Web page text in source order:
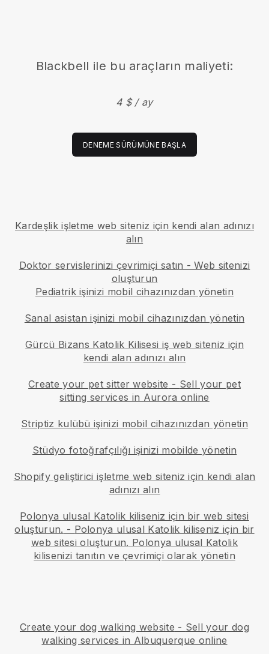
Blackbell ile bu araçların maliyeti:
4 $ / ay
DENEME SÜRÜMÜNE BAŞLA
Kardeşlik işletme web siteniz için kendi alan adınızı
alın
Doktor servislerinizi çevrimiçi satın - Web sitenizi
oluşturun
Pediatrik işinizi mobil cihazınızdan yönetin
Sanal asistan işinizi mobil cihazınızdan yönetin
Gürcü Bizans Katolik Kilisesi iş web siteniz için
kendi alan adınızı alın
Create your pet sitter website - Sell your pet
sitting services in Aurora online
Striptiz kulübü işinizi mobil cihazınızdan yönetin
Stüdyo fotoğrafçılığı işinizi mobilde yönetin
Shopify geliştirici işletme web siteniz için kendi alan
adınızı alın
Polonya ulusal Katolik kiliseniz için bir web sitesi
oluşturun. - Polonya ulusal Katolik kiliseniz için bir
web sitesi oluşturun. Polonya ulusal Katolik
kilisenizi tanıtın ve çevrimiçi olarak yönetin
Create your dog walking website - Sell your dog
walking services in Albuquerque online